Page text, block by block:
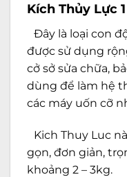
Kích Thủy Lực
Đây là loại con
được sử dụng
cở sở sửa chữa,
dùng để làm hệ
các máy uốn cỡ
Kich Thuy Luc
gọn, đơn giản,
khoảng 2 – 3kg.